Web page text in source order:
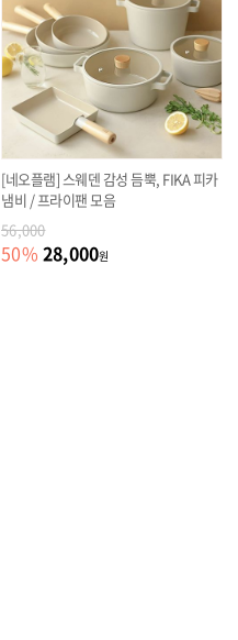
[네오플램] 스웨덴 감성 듬뿍, FIKA 피카
냄비 / 프라이팬 모음
56,000
50% 28,000원